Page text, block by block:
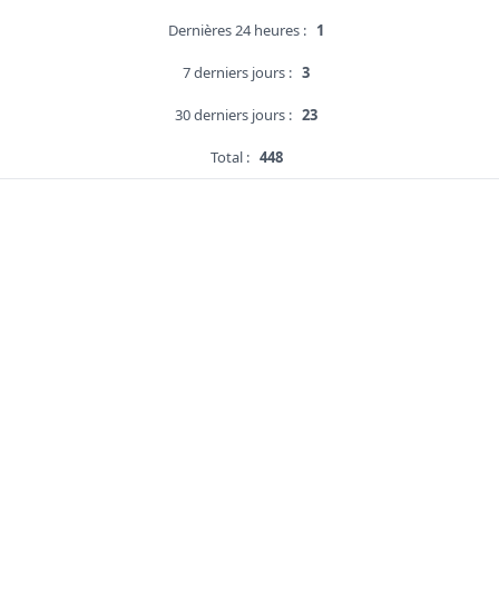
Dernières 24 heures : 1
7 derniers jours : 3
30 derniers jours : 23
Total : 448